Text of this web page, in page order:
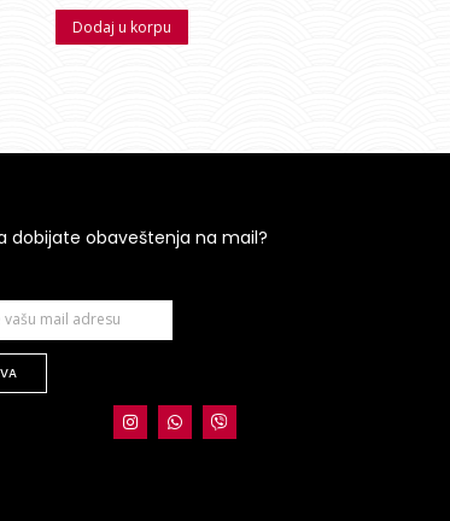
sa5.00od
Dodaj u korpu
dobijate obaveštenja na mail?